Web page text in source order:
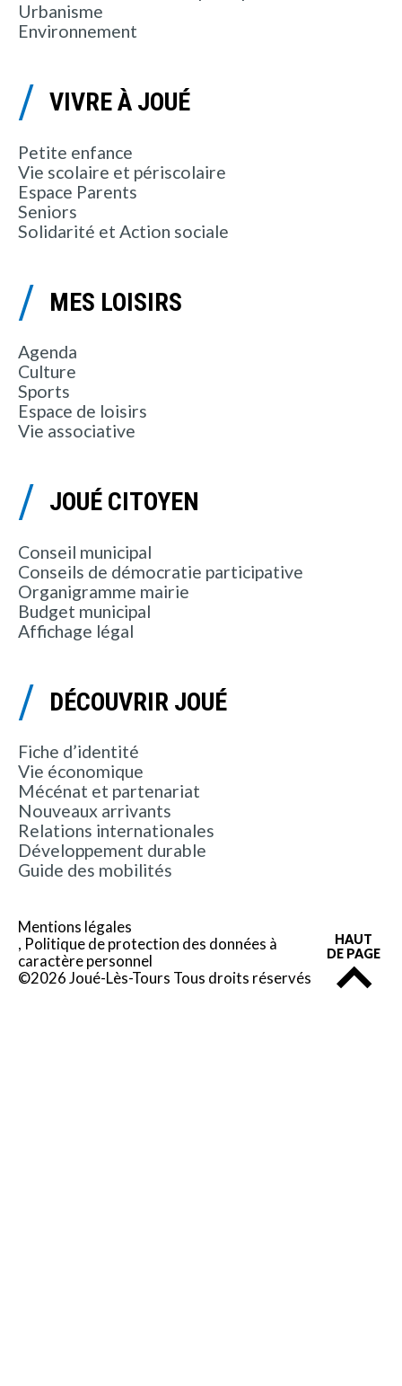
Urbanisme
Environnement
VIVRE À JOUÉ
Petite enfance
Vie scolaire et périscolaire
Espace Parents
Seniors
Solidarité et Action sociale
MES LOISIRS
Agenda
Culture
Sports
Espace de loisirs
Vie associative
JOUÉ CITOYEN
Conseil municipal
Conseils de démocratie participative
Organigramme mairie
Budget municipal
Affichage légal
DÉCOUVRIR JOUÉ
Fiche d’identité
Vie économique
Mécénat et partenariat
Nouveaux arrivants
Relations internationales
Développement durable
Guide des mobilités
Mentions légales
Politique de protection des données à
caractère personnel
©2026 Joué-Lès-Tours Tous droits réservés
HAUT
DE PAGE